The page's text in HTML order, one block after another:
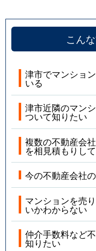
こん
津市でマンショ
いる
津市近隣のマン
ついて知りたい
複数の不動産会
を相見積もりし
今の不動産会社
マンションを売
いかわからない
仲介手数料など
知りたい